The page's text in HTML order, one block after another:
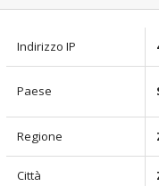
Indirizzo IP
Paese
Regione
Città